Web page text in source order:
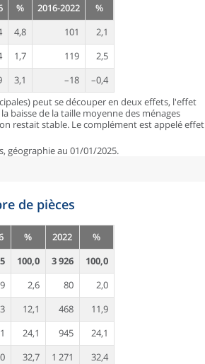
% 2016-2022
%
4,8 101
2,1
1,7 119
2,5
3,1 –18
–0,4
peut se découper en deux effets, l'effet
baisse de la taille moyenne des ménages
restait stable. Le complément est appelé effet
géographie au 01/01/2025.
de pièces
% 2022
%
100,0 3 926
100,0
2,6 80
2,0
12,1 468
11,9
24,1 945
24,1
32,7 1 271
32,4